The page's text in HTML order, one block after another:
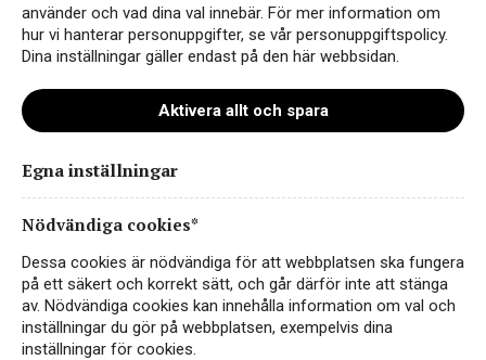
wite0144-riesling-grand-cru-
rosacker-10000x10000high
använder och vad dina val innebär. För mer information om
hur vi hanterar personuppgifter, se vår personuppgiftspolicy.
Dina inställningar gäller endast på den här webbsidan.
Aktivera allt och spara
Egna inställningar
Nödvändiga cookies*
Dessa cookies är nödvändiga för att webbplatsen ska fungera
på ett säkert och korrekt sätt, och går därför inte att stänga
av. Nödvändiga cookies kan innehålla information om val och
inställningar du gör på webbplatsen, exempelvis dina
inställningar för cookies.